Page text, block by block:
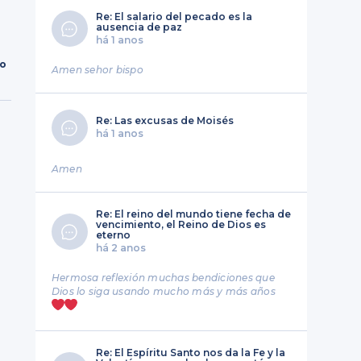
Re: El salario del pecado es la
ausencia de paz
há 1 anos
Amen sehor bispo
Re: Las excusas de Moisés
há 1 anos
Amen
Re: El reino del mundo tiene fecha de
vencimiento, el Reino de Dios es
eterno
há 2 anos
Hermosa reflexión muchas bendiciones que
Dios lo siga usando mucho más y más años
Re: El Espíritu Santo nos da la Fe y la